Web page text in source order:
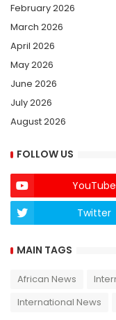
February 2026
March 2026
April 2026
May 2026
June 2026
July 2026
August 2026
FOLLOW US
YouTube
Twitter
MAIN TAGS
African News
International News